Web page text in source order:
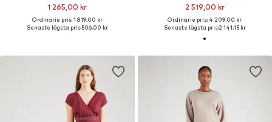
1 265,00 kr
Ordinarie pris: 1 819,00 kr
Senaste lägsta pris:506,00 kr
2 519,00 kr
Ordinarie pris: 4 209,00 kr
Senaste lägsta pris:2 141,15 kr